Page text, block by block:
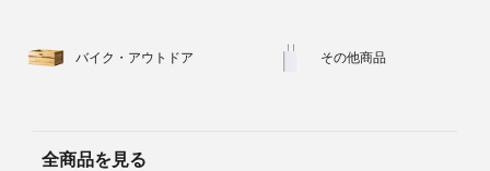
バイク・アウトドア その他商品
全商品を見る